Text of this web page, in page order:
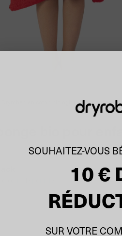
Dryrobe® en coton biologique pour enfants-
bio pour
disponibles
SOUHAITEZ-VOUS
10 €
SUR VOTRE